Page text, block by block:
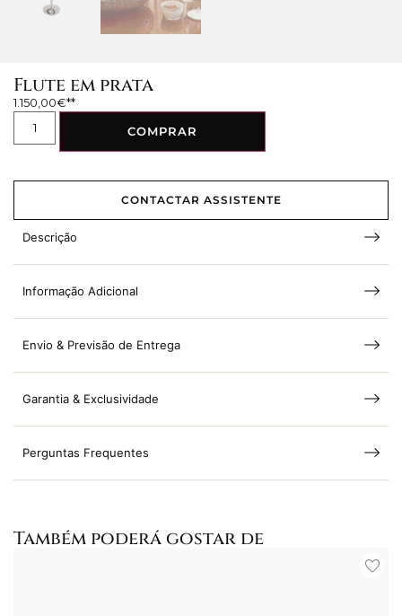
Flute em prata
1.150,00€
COMPRAR
CONTACTAR ASSISTENTE
Descrição
Informação Adicional
Envio & Previsão de Entrega
Garantia & Exclusividade
Perguntas Frequentes
Também poderá gostar de